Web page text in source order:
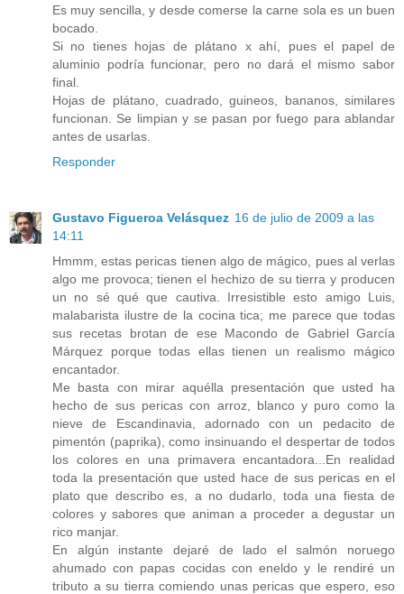
Es muy sencilla, y desde comerse la carne sola es un buen
bocado.
Si no tienes hojas de plátano x ahí, pues el papel de
aluminio podría funcionar, pero no dará el mismo sabor
final.
Hojas de plátano, cuadrado, guineos, bananos, similares
funcionan. Se limpian y se pasan por fuego para ablandar
antes de usarlas.
Responder
Gustavo Figueroa Velásquez 16 de julio de 2009 a las
14:11
Hmmm, estas pericas tienen algo de mágico, pues al verlas
algo me provoca; tienen el hechizo de su tierra y producen
un no sé qué que cautiva. Irresistible esto amigo Luis,
malabarista ilustre de la cocina tica; me parece que todas
sus recetas brotan de ese Macondo de Gabriel García
Márquez porque todas ellas tienen un realismo mágico
encantador.
Me basta con mirar aquélla presentación que usted ha
hecho de sus pericas con arroz, blanco y puro como la
nieve de Escandinavia, adornado con un pedacito de
pimentón (paprika), como insinuando el despertar de todos
los colores en una primavera encantadora...En realidad
toda la presentación que usted hace de sus pericas en el
plato que describo es, a no dudarlo, toda una fiesta de
colores y sabores que animan a proceder a degustar un
rico manjar.
En algún instante dejaré de lado el salmón noruego
ahumado con papas cocidas con eneldo y le rendiré un
tributo a su tierra comiendo unas pericas que espero, eso